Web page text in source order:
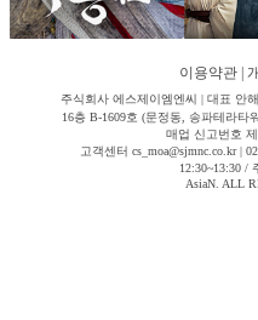
이용약관
주식회사 에스제이엠엔씨 | 대표 안
16층 B-1609호 (문정동, 송파테라타
매업 신고번호
고객센터 cs_moa@sjmnc.co.kr |
12:30~13:30 /
AsiaN. ALL